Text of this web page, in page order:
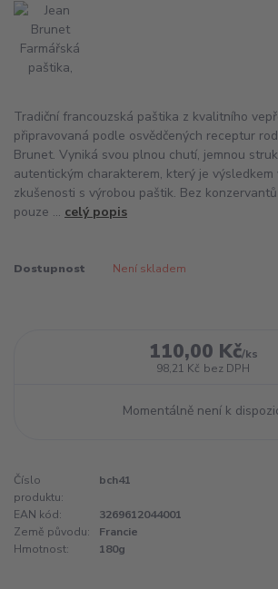
Tradiční francouzská paštika z kvalitního
připravovaná podle osvědčených receptur
Brunet. Vyniká svou plnou chutí, jemnou
autentickým charakterem, který je
zkušenosti s výrobou paštik. Bez
pouze ... celý popis
Dostupnost Není skladem
110,00 Kč/ks
98,21 Kč bez DPH
Momentálně není k
Číslo
produktu:
bch41
EAN kód:
3269612044001
Země původu:
Francie
Hmotnost:
180g